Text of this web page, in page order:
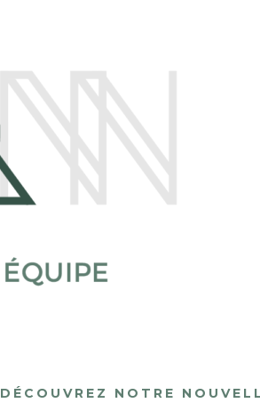
DÉCOUVREZ NOTRE